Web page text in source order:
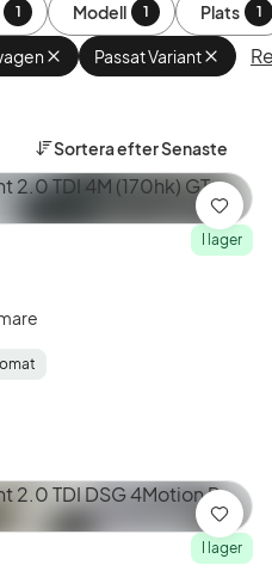
1 Modell 1 Plats 1
Ta
bort
Volkswagen
Passat Variant Ta
bort
Passat
Sortera efterSenaste
I lager
Spara
I lager
Spara